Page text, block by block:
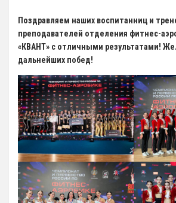
Календарь Испытаний
Общая Информация
Бассейн
Тарифы на услуги
Расписания работы
Плавательный Бассейн
Тренажерный Зал
Детский Бассейн
Теннисный Зал
Поздравляем наших воспитанниц и
преподавателей отделения фитнес-
«КВАНТ» с отличными результатами!
дальнейших побед!